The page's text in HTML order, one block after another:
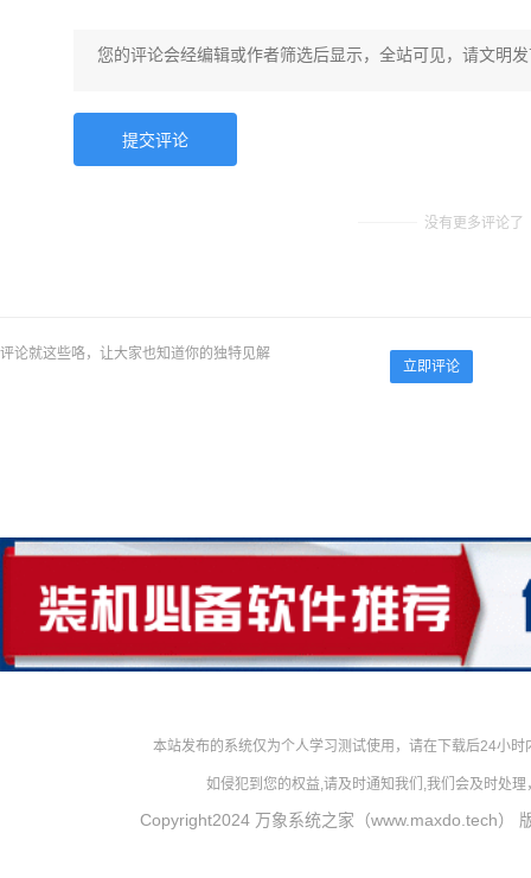
没有更多评论了
评论就这些咯，让大家也知道你的独特见解
立即评论
本站发布的系统仅为个人学习测试使用，请在下载后24小
如侵犯到您的权益,请及时通知我们,我们会及时处
Copyright2024 万象系统之家（www.maxdo.tech）